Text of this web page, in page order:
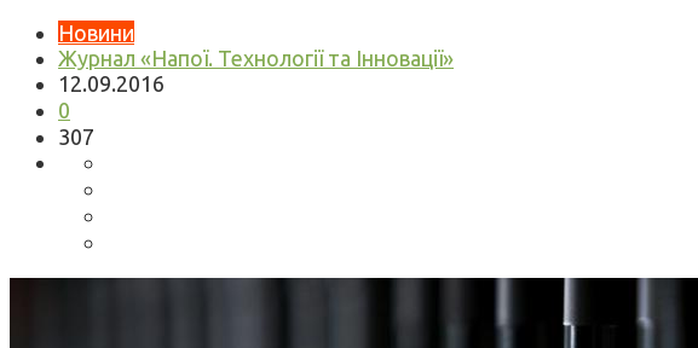
Новини
Журнал «Напої. Технології та Інновації»
12.09.2016
0
307